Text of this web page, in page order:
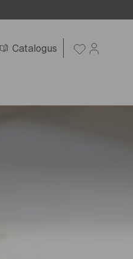
Catalogus